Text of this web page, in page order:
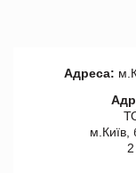
Адреса:
м.Київ,